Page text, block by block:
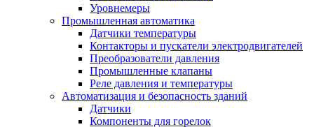
Уровнемеры
Промышленная автоматика
Датчики температуры
Контакторы и пускатели электродвигателей
Преобразователи давления
Промышленные клапаны
Реле давления и температуры
Автоматизация и безопасность зданий
Датчики
Компоненты для горелок